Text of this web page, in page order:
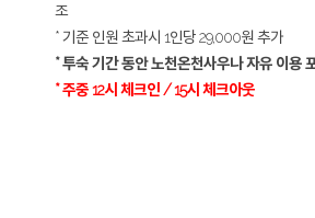
조
* 기준 인원 초과시 1인당 29,000원 추가
* 투숙 기간 동안 노천온천사우나 자유 이용
* 주중 12시 체크인 / 15시 체크아웃